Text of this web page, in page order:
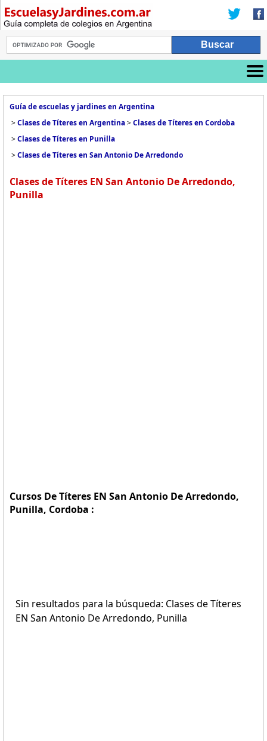
Guía de escuelas y jardines en Argentina
>Clases de Títeres en Argentina>Clases de Títeres en Cordoba
>Clases de Títeres en Punilla
>Clases de Títeres en San Antonio De Arredondo
Clases de Títeres EN San Antonio De Arredondo,
Punilla
Cursos De Títeres EN San Antonio De Arredondo,
Punilla, Cordoba :
Sin resultados para la búsqueda: Clases de Títeres
EN San Antonio De Arredondo, Punilla